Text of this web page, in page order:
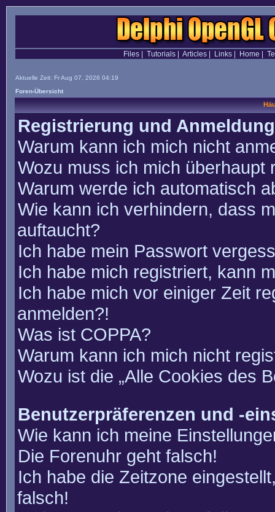
Files| Tutorials| Articles| Links| Home
Aktuelle Zeit: Fr Aug 07, 2026 04:19
Foren-Übersicht
Registrierung und Anmeldung
Warum kann ich mich nicht
Wozu muss ich mich überhaupt
Warum werde ich automatisch
Wie kann ich verhindern, dass
auftaucht?
Ich habe mein Passwort
Ich habe mich registriert, kann
Ich habe mich vor einiger Zeit
anmelden?!
Was ist COPPA?
Warum kann ich mich nicht
Wozu ist die „Alle Cookies des
Benutzerpräferenzen und -
Wie kann ich meine
Die Forenuhr geht falsch!
Ich habe die Zeitzone
falsch!